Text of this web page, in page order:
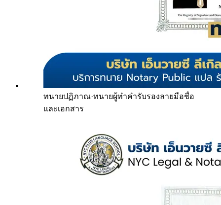
ทนายปฏิภาณ·ทนายผู้ทำคำรับรองลายมือชื่อ
และเอกสาร